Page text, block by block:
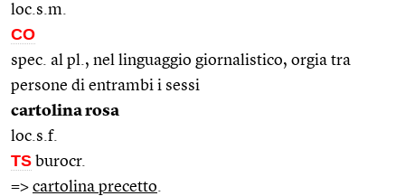
loc.s.m.
CO
spec. al pl., nel linguaggio giornalistico, orgia tra
persone di entrambi i sessi
cartolina rosa
loc.s.f.
TS burocr.
=> cartolina precetto